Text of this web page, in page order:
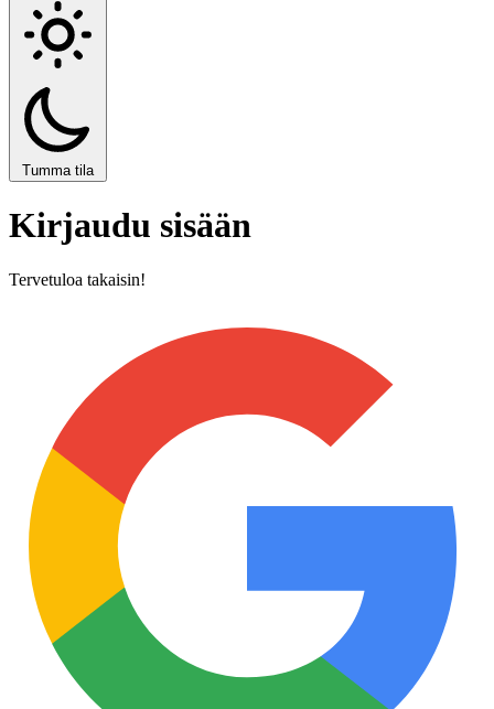
Tumma tila
Kirjaudu sisään
Tervetuloa takaisin!